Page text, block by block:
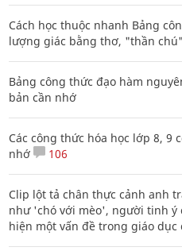
Cách học thuộc nhanh Bảng
lượng giác bằng thơ, "thần chú"
Bảng công thức đạo hàm
bản cần nhớ
Các công thức hóa học lớp 8, 9
nhớ
106
Clip lột tả chân thực cảnh anh
như 'chó với mèo', người tinh ý
hiện một vấn đề trong giáo dục